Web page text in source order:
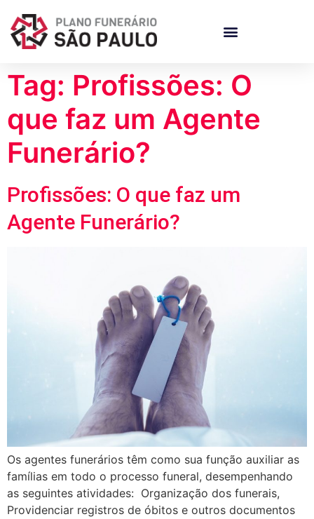
Tag: Profissões: O
que faz um Agente
Funerário?
Profissões: O que faz um
Agente Funerário?
Os agentes funerários têm como sua função auxiliar as
famílias em todo o processo funeral, desempenhando
as seguintes atividades: Organização dos funerais,
Providenciar registros de óbitos e outros documentos